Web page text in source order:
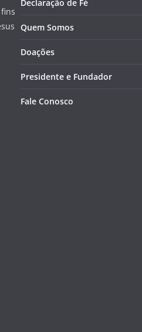
Declaração de Fé
Quem Somos
Doações
Presidente e Fundador
Fale Conosco